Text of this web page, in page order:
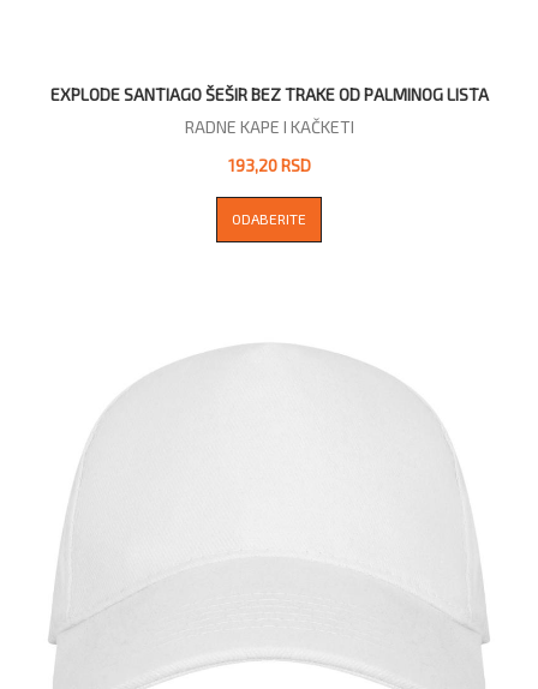
EXPLODE SANTIAGO ŠEŠIR BEZ TRAKE OD PALMINOG LISTA
RADNE KAPE I KAČKETI
193,20 RSD
ODABERITE